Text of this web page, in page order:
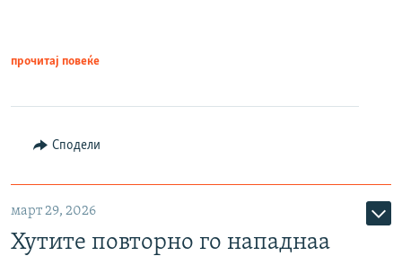
прочитај повеќе
Сподели
март 29, 2026
Хутите повторно го нападнаа